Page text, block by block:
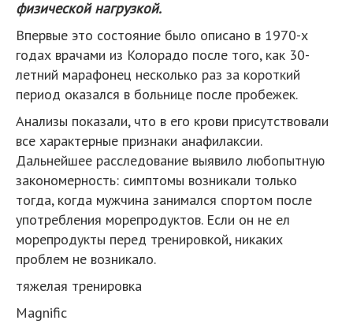
физической нагрузкой.
Впервые это состояние было описано в 1970-х
годах врачами из Колорадо после того, как 30-
летний марафонец несколько раз за короткий
период оказался в больнице после пробежек.
Анализы показали, что в его крови присутствовали
все характерные признаки анафилаксии.
Дальнейшее расследование выявило любопытную
закономерность: симптомы возникали только
тогда, когда мужчина занимался спортом после
употребления морепродуктов. Если он не ел
морепродукты перед тренировкой, никаких
проблем не возникало.
тяжелая тренировка
Magnific